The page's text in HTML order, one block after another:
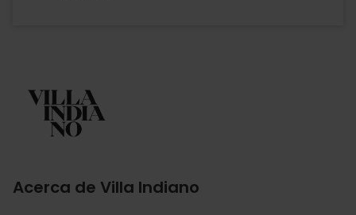
Acerca de Villa Indiano